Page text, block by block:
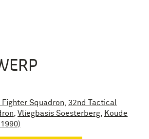
Squadron
32nd Tactical
Vliegbasis Soesterberg
Koude